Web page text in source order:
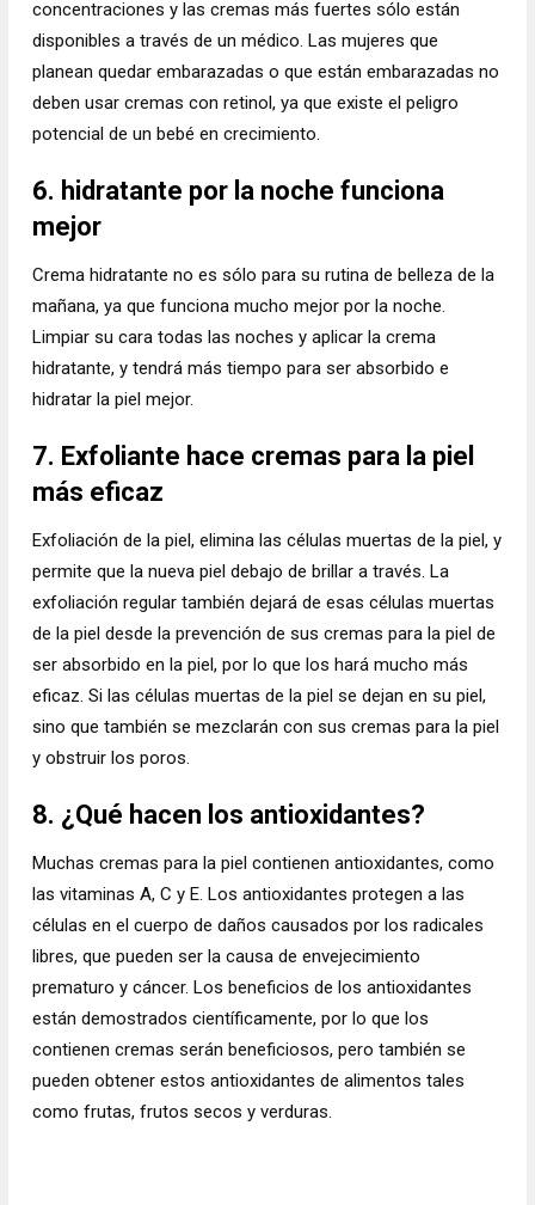
concentraciones y las cremas más fuertes sólo están
disponibles a través de un médico. Las mujeres que
planean quedar embarazadas o que están embarazadas no
deben usar cremas con retinol, ya que existe el peligro
potencial de un bebé en crecimiento.
6. hidratante por la noche funciona
mejor
Crema hidratante no es sólo para su rutina de belleza de la
mañana, ya que funciona mucho mejor por la noche.
Limpiar su cara todas las noches y aplicar la crema
hidratante, y tendrá más tiempo para ser absorbido e
hidratar la piel mejor.
7. Exfoliante hace cremas para la piel
más eficaz
Exfoliación de la piel, elimina las células muertas de la piel, y
permite que la nueva piel debajo de brillar a través. La
exfoliación regular también dejará de esas células muertas
de la piel desde la prevención de sus cremas para la piel de
ser absorbido en la piel, por lo que los hará mucho más
eficaz. Si las células muertas de la piel se dejan en su piel,
sino que también se mezclarán con sus cremas para la piel
y obstruir los poros.
8. ¿Qué hacen los antioxidantes?
Muchas cremas para la piel contienen antioxidantes, como
las vitaminas A, C y E. Los antioxidantes protegen a las
células en el cuerpo de daños causados ​​por los radicales
libres, que pueden ser la causa de envejecimiento
prematuro y cáncer. Los beneficios de los antioxidantes
están demostrados científicamente, por lo que los
contienen cremas serán beneficiosos, pero también se
pueden obtener estos antioxidantes de alimentos tales
como frutas, frutos secos y verduras.